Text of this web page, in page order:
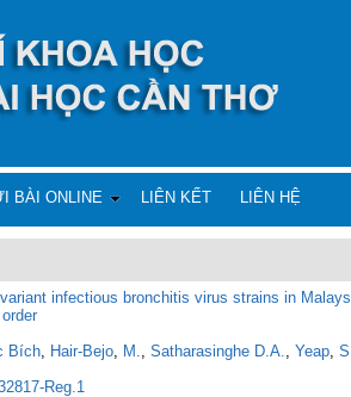
BÀI ONLINE LIÊN KẾT LIÊN HỆ
infectious bronchitis virus strains in
Bích, Hair-Bejo, M., Satharasinghe D.A., Yeap,
Reg.1